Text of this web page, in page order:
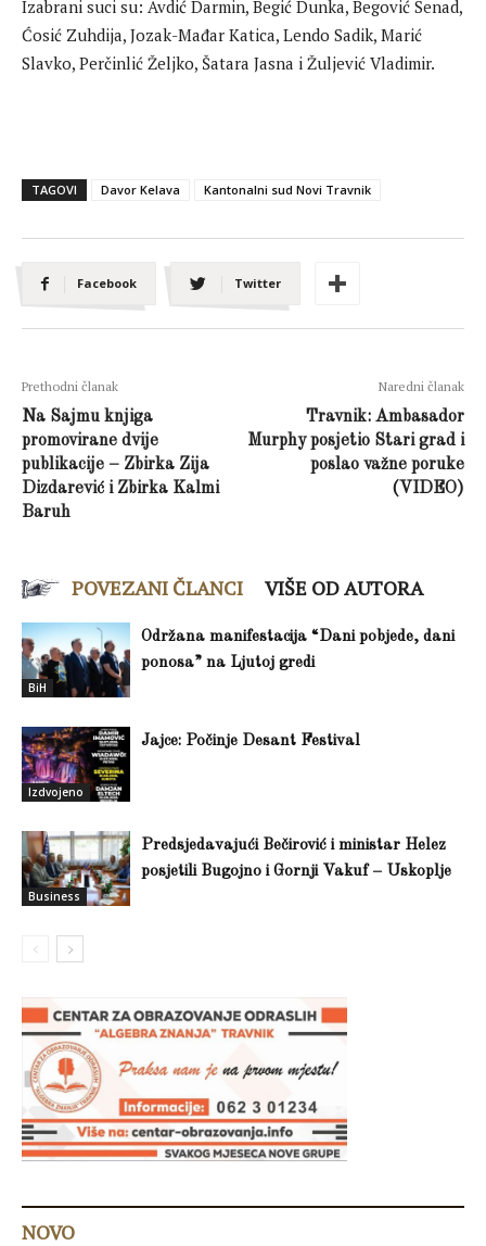
Izabrani suci su: Avdić Darmin, Begić Dunka, Begović Senad,
Ćosić Zuhdija, Jozak-Mađar Katica, Lendo Sadik, Marić
Slavko, Perčinlić Željko, Šatara Jasna i Žuljević Vladimir.
TAGOVI Davor Kelava Kantonalni sud Novi Travnik
Facebook Twitter
Prethodni članak
Na Sajmu knjiga
promovirane dvije
publikacije – Zbirka Zija
Dizdarević i Zbirka Kalmi
Baruh
Naredni članak
Travnik: Ambasador
Murphy posjetio Stari grad i
poslao važne poruke
(VIDEO)
POVEZANI ČLANCI VIŠE OD AUTORA
BiH
Održana manifestacija “Dani pobjede, dani
ponosa” na Ljutoj gredi
Izdvojeno
Jajce: Počinje Desant Festival
Business
Predsjedavajući Bečirović i ministar Helez
posjetili Bugojno i Gornji Vakuf – Uskoplje
NOVO